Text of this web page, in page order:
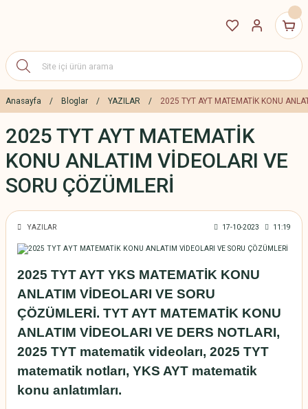
Anasayfa Bloglar YAZILAR 2025 TYT AYT MATEMATİK KONU
2025 TYT AYT MATEMATİK
KONU ANLATIM VİDEOLARI VE
SORU ÇÖZÜMLERİ
YAZILAR 17-10-2023 11:19
2025 TYT AYT YKS MATEMATİK KONU
ANLATIM VİDEOLARI VE SORU
ÇÖZÜMLERİ. TYT AYT MATEMATİK KONU
ANLATIM VİDEOLARI VE DERS NOTLARI,
2025 TYT matematik videoları, 2025 TYT
matematik notları, YKS AYT matematik
konu anlatımları.